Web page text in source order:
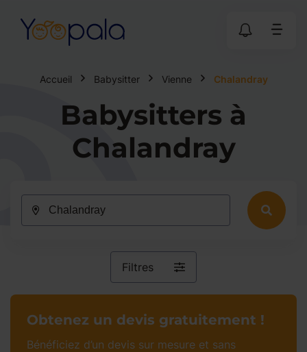
Accueil Babysitter Vienne Chalandray
Babysitters à
Chalandray
Filtres
Obtenez un devis gratuitement !
Bénéficiez d’un devis sur mesure et sans